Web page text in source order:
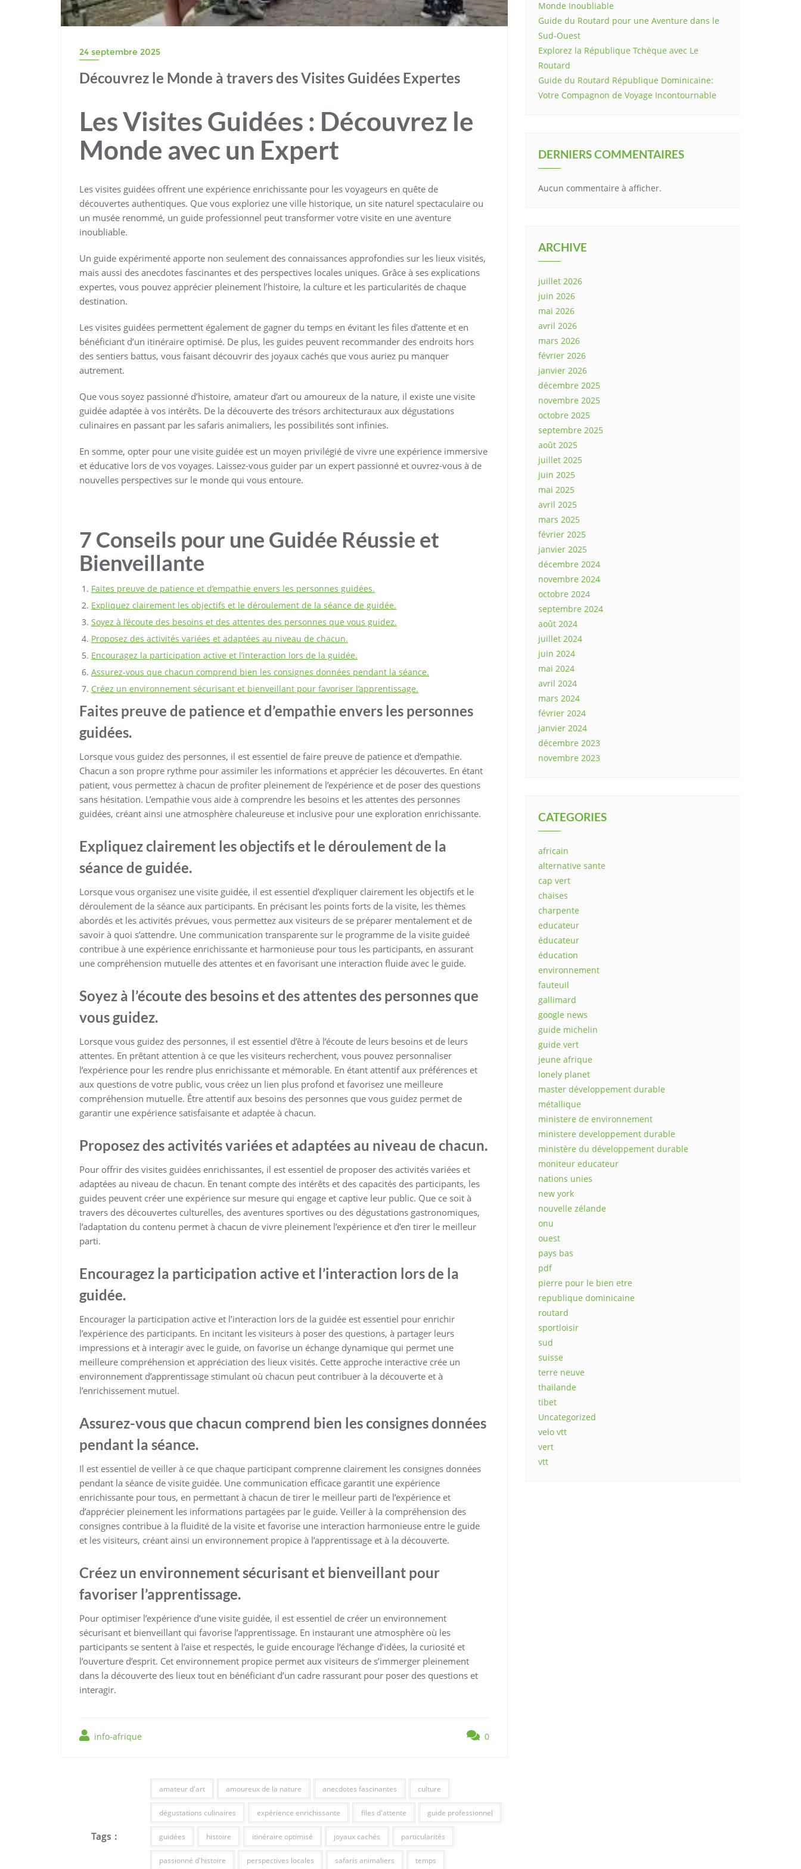
24 septembre 2025
Découvrez le Monde à travers des Visites Guidées Expertes
Les Visites Guidées : Découvrez le
Monde avec un Expert
Les visites guidées offrent une expérience enrichissante pour les voyageurs en quête de
découvertes authentiques. Que vous exploriez une ville historique, un site naturel spectaculaire ou
un musée renommé, un guide professionnel peut transformer votre visite en une aventure
inoubliable.
Un guide expérimenté apporte non seulement des connaissances approfondies sur les lieux visités,
mais aussi des anecdotes fascinantes et des perspectives locales uniques. Grâce à ses explications
expertes, vous pouvez apprécier pleinement l’histoire, la culture et les particularités de chaque
destination.
Les visites guidées permettent également de gagner du temps en évitant les files d’attente et en
bénéficiant d’un itinéraire optimisé. De plus, les guides peuvent recommander des endroits hors
des sentiers battus, vous faisant découvrir des joyaux cachés que vous auriez pu manquer
autrement.
Que vous soyez passionné d’histoire, amateur d’art ou amoureux de la nature, il existe une visite
guidée adaptée à vos intérêts. De la découverte des trésors architecturaux aux dégustations
culinaires en passant par les safaris animaliers, les possibilités sont infinies.
En somme, opter pour une visite guidée est un moyen privilégié de vivre une expérience immersive
et éducative lors de vos voyages. Laissez-vous guider par un expert passionné et ouvrez-vous à de
nouvelles perspectives sur le monde qui vous entoure.
7 Conseils pour une Guidée Réussie et
Bienveillante
Faites preuve de patience et d’empathie envers les personnes guidées.
Expliquez clairement les objectifs et le déroulement de la séance de guidée.
Soyez à l’écoute des besoins et des attentes des personnes que vous guidez.
Proposez des activités variées et adaptées au niveau de chacun.
Encouragez la participation active et l’interaction lors de la guidée.
Assurez-vous que chacun comprend bien les consignes données pendant la séance.
Créez un environnement sécurisant et bienveillant pour favoriser l’apprentissage.
Faites preuve de patience et d’empathie envers les personnes
guidées.
Lorsque vous guidez des personnes, il est essentiel de faire preuve de patience et d’empathie.
Chacun a son propre rythme pour assimiler les informations et apprécier les découvertes. En étant
patient, vous permettez à chacun de profiter pleinement de l’expérience et de poser des questions
sans hésitation. L’empathie vous aide à comprendre les besoins et les attentes des personnes
guidées, créant ainsi une atmosphère chaleureuse et inclusive pour une exploration enrichissante.
Expliquez clairement les objectifs et le déroulement de la
séance de guidée.
Lorsque vous organisez une visite guidée, il est essentiel d’expliquer clairement les objectifs et le
déroulement de la séance aux participants. En précisant les points forts de la visite, les thèmes
abordés et les activités prévues, vous permettez aux visiteurs de se préparer mentalement et de
savoir à quoi s’attendre. Une communication transparente sur le programme de la visite guideé
contribue à une expérience enrichissante et harmonieuse pour tous les participants, en assurant
une compréhension mutuelle des attentes et en favorisant une interaction fluide avec le guide.
Soyez à l’écoute des besoins et des attentes des personnes que
vous guidez.
Lorsque vous guidez des personnes, il est essentiel d’être à l’écoute de leurs besoins et de leurs
attentes. En prêtant attention à ce que les visiteurs recherchent, vous pouvez personnaliser
l’expérience pour les rendre plus enrichissante et mémorable. En étant attentif aux préférences et
aux questions de votre public, vous créez un lien plus profond et favorisez une meilleure
compréhension mutuelle. Être attentif aux besoins des personnes que vous guidez permet de
garantir une expérience satisfaisante et adaptée à chacun.
Proposez des activités variées et adaptées au niveau de chacun.
Pour offrir des visites guidées enrichissantes, il est essentiel de proposer des activités variées et
adaptées au niveau de chacun. En tenant compte des intérêts et des capacités des participants, les
guides peuvent créer une expérience sur mesure qui engage et captive leur public. Que ce soit à
travers des découvertes culturelles, des aventures sportives ou des dégustations gastronomiques,
l’adaptation du contenu permet à chacun de vivre pleinement l’expérience et d’en tirer le meilleur
parti.
Encouragez la participation active et l’interaction lors de la
guidée.
Encourager la participation active et l’interaction lors de la guidée est essentiel pour enrichir
l’expérience des participants. En incitant les visiteurs à poser des questions, à partager leurs
impressions et à interagir avec le guide, on favorise un échange dynamique qui permet une
meilleure compréhension et appréciation des lieux visités. Cette approche interactive crée un
environnement d’apprentissage stimulant où chacun peut contribuer à la découverte et à
l’enrichissement mutuel.
Assurez-vous que chacun comprend bien les consignes données
pendant la séance.
Il est essentiel de veiller à ce que chaque participant comprenne clairement les consignes données
pendant la séance de visite guidée. Une communication efficace garantit une expérience
enrichissante pour tous, en permettant à chacun de tirer le meilleur parti de l’expérience et
d’apprécier pleinement les informations partagées par le guide. Veiller à la compréhension des
consignes contribue à la fluidité de la visite et favorise une interaction harmonieuse entre le guide
et les visiteurs, créant ainsi un environnement propice à l’apprentissage et à la découverte.
Créez un environnement sécurisant et bienveillant pour
favoriser l’apprentissage.
Pour optimiser l’expérience d’une visite guidée, il est essentiel de créer un environnement
sécurisant et bienveillant qui favorise l’apprentissage. En instaurant une atmosphère où les
participants se sentent à l’aise et respectés, le guide encourage l’échange d’idées, la curiosité et
l’ouverture d’esprit. Cet environnement propice permet aux visiteurs de s’immerger pleinement
dans la découverte des lieux tout en bénéficiant d’un cadre rassurant pour poser des questions et
interagir.
info-afrique 0
Tags :
amateur d'art amoureux de la nature anecdotes fascinantes culture
dégustations culinaires expérience enrichissante files d'attente guide professionnel
guidées histoire itinéraire optimisé joyaux cachés particularités
passionné d'histoire perspectives locales safaris animaliers temps
Monde Inoubliable
Guide du Routard pour une Aventure dans le
Sud-Ouest
Explorez la République Tchèque avec Le
Routard
Guide du Routard République Dominicaine:
Votre Compagnon de Voyage Incontournable
DERNIERS COMMENTAIRES
Aucun commentaire à afficher.
ARCHIVE
juillet 2026
juin 2026
mai 2026
avril 2026
mars 2026
février 2026
janvier 2026
décembre 2025
novembre 2025
octobre 2025
septembre 2025
août 2025
juillet 2025
juin 2025
mai 2025
avril 2025
mars 2025
février 2025
janvier 2025
décembre 2024
novembre 2024
octobre 2024
septembre 2024
août 2024
juillet 2024
juin 2024
mai 2024
avril 2024
mars 2024
février 2024
janvier 2024
décembre 2023
novembre 2023
CATEGORIES
africain
alternative sante
cap vert
chaises
charpente
educateur
éducateur
éducation
environnement
fauteuil
gallimard
google news
guide michelin
guide vert
jeune afrique
lonely planet
master développement durable
métallique
ministere de environnement
ministere developpement durable
ministère du développement durable
moniteur educateur
nations unies
new york
nouvelle zélande
onu
ouest
pays bas
pdf
pierre pour le bien etre
republique dominicaine
routard
sportloisir
sud
suisse
terre neuve
thailande
tibet
Uncategorized
velo vtt
vert
vtt